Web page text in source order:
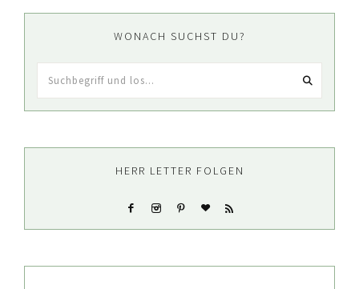
WONACH SUCHST DU?
los...
HERR LETTER FOLGEN